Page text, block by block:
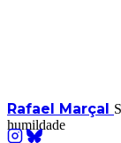
Rafael Marçal
humildade